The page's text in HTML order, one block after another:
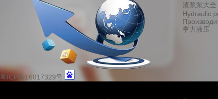
粤ICP备16017329号
渣浆泵大全
Hydraulic
亨力液压